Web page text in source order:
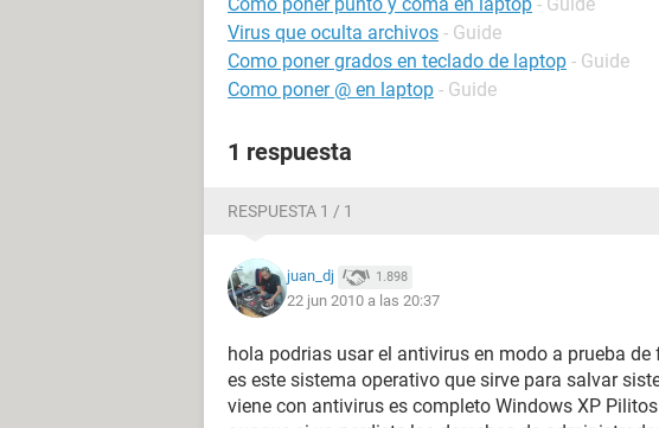
Virus que oculta archivos - Guide
Como poner grados en teclado de laptop - Guide
Como poner @ en laptop - Guide
1 respuesta
RESPUESTA 1 / 1
juan_dj 1.898
22 jun 2010 a las 20:37
hola podrias usar el antivirus en modo a prueba
es este sistema operativo que sirve para salvar
viene con antivirus es completo Windows XP